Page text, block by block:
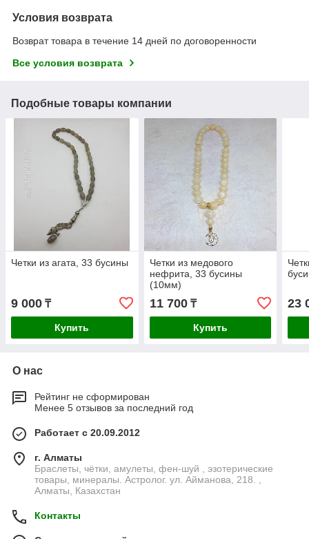
Условия возврата
Возврат товара в течение 14 дней по договоренности
Все условия возврата
Подобные товары компании
Четки из агата, 33 бусины
9 000 ₸
Купить
Четки из медового
нефрита, 33 бусины
(10мм)
11 700₸
Купить
23
О нас
Рейтинг не сформирован
Менее 5 отзывов за последний год
Работает с 20.09.2012
г. Алматы
Браслеты, чётки, амулеты, фен-шуй , эзотерические
товары, минералы. Астролог. ул. Айманова, 218. ,
Алматы, Казахстан
Контакты